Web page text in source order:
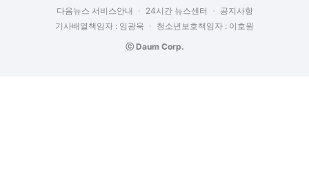
기사배열책임자 : 임광욱
청소년보호책임자 : 이호원
ⓒ Daum Corp.